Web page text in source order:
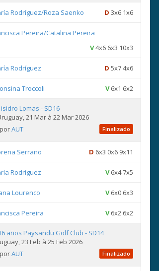
Rodríguez/Roza Saenko D 3x6 1x6
Pereira/Catalina Pereira
V4x6 6x3 10x3
Rodríguez D 5x7 4x6
Troccoli V6x1 6x2
Lomas - SD16
21 Mar à 22 Mar 2026
AUT Finalizado
Serrano D 6x3 0x6 9x11
Rodríguez V6x4 7x5
Lourenco V6x0 6x3
Pereira V6x2 6x2
años Paysandu Golf Club - SD14
23 Feb à 25 Feb 2026
AUT Finalizado